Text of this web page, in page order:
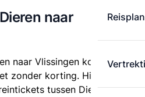
naar
naar Vlissingen kost
zonder korting. Hieronder
tussen Dieren en